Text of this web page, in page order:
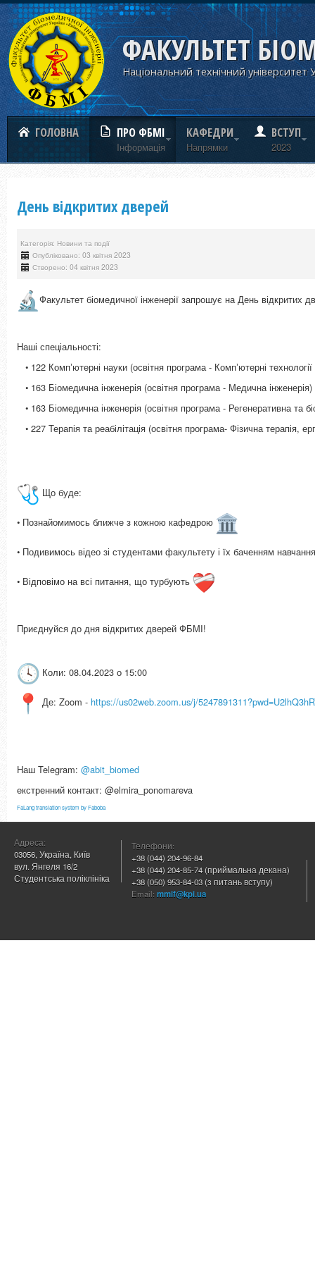
ФАКУЛЬТЕТ
Національний технічний університет
ГОЛОВНА ПРО ФБМІ
Iнформацiя
КАФЕДРИ
Напрямки
ВСТУП
2023
День відкритих дверей
Категорія: Новини та події
Опубліковано: 03 квітня 2023
Створено: 04 квітня 2023
Факультет біомедичної інженерії запрошує на День відкритих
Наші спеціальності:
• 122 Компʼютерні науки (освітня програма - Компʼютерні
• 163 Біомедична інженерія (освітня програма - Медична інженерія)
• 163 Біомедична інженерія (освітня програма - Регенеративна та
• 227 Терапія та реабілітація (освітня програма- Фізична терапія,
Що буде:
• Познайомимось ближче з кожною кафедрою
• Подивимось відео зі студентами факультету і їх баченням
• Відповімо на всі питання, що турбують
Приєднуйся до дня відкритих дверей ФБМI!
Коли: 08.04.2023 о 15:00
Де: Zoom -https://us02web.zoom.us/j/5247891311?pwd=
Наш Telegram:@abit_biomed
екстренний контакт: @elmira_ponomareva
FaLang translation system by Faboba
Адреса:
03056, Україна, Київ
вул. Янгеля 16/2
Студентська поліклініка
Телефони:
+38 (044) 204-96-84
+38 (044) 204-85-74 (приймальна декана)
+38 (050) 953-84-03 (з питань вступу)
Email: mmif@kpi.ua